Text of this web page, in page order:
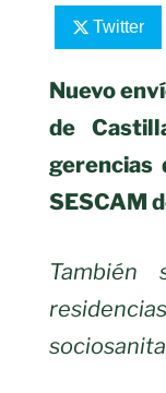
Twitter
Nuevo
de
gerencias
SESCAM